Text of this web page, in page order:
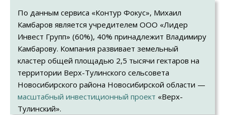
По данным сервиса «Контур Фокус», Михаил
Камбаров является учредителем ООО «Лидер
Инвест Групп» (60%), 40% принадлежит Владимиру
Камбарову. Компания развивает земельный
кластер общей площадью 2,5 тысячи гектаров на
территории Верх-Тулинского сельсовета
Новосибирского района Новосибирской области —
масштабный инвестиционный проект «Верх-
Тулинский».